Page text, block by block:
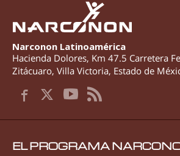
Narconon Latinoamérica
Hacienda Dolores, Km 47.5 Carretera
Zitácuaro, Villa Victoria, Estado de
EL PROGRAMA